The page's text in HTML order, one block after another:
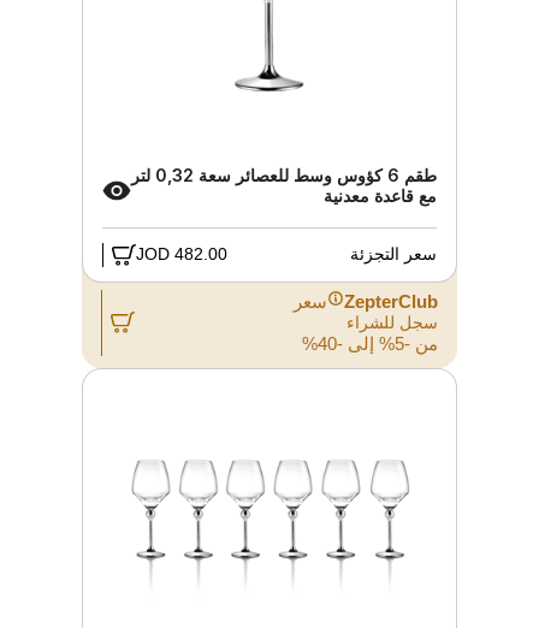
طقم 6 كؤوس وسط للعصائر سعة 0,32 لتر
مع قاعدة معدنية
سعر التجزئة 482.00 JOD
ZepterClub سعر
سجل للشراء
من -5% إلى -40%